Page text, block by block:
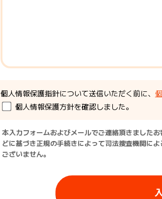
個人情報保護指針について送信いただく前に、
個人情報保護方針を確認しました。
本入力フォームおよびメールでご連絡頂きました
どに基づき正規の手続きによって司法捜査機関に
ございません。